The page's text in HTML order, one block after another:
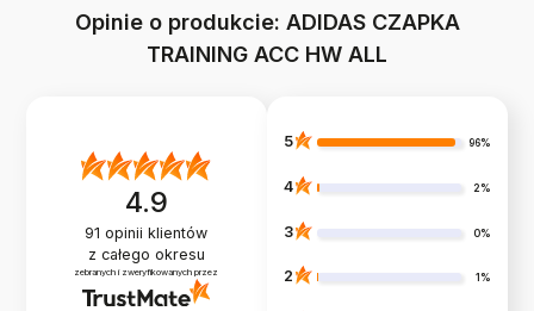
Opinie o produkcie: ADIDAS CZAPKA
TRAINING ACC HW ALL
4.9
91 opinii klientów
z całego okresu
zebranych i zweryfikowanych przez
5 96%
4 2%
3 0%
2 1%